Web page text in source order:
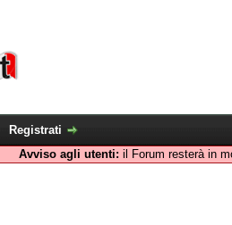
Registrati
Avviso agli utenti: il Forum resterà in